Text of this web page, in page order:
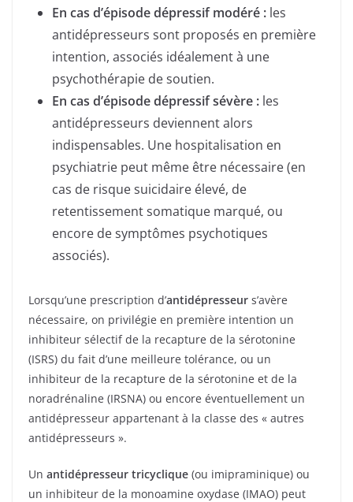
En cas d’épisode dépressif modéré : les
antidépresseurs sont proposés en première
intention, associés idéalement à une
psychothérapie de soutien.
En cas d’épisode dépressif sévère : les
antidépresseurs deviennent alors
indispensables. Une hospitalisation en
psychiatrie peut même être nécessaire (en
cas de risque suicidaire élevé, de
retentissement somatique marqué, ou
encore de symptômes psychotiques
associés).
Lorsqu’une prescription d’antidépresseur s’avère
nécessaire, on privilégie en première intention un
inhibiteur sélectif de la recapture de la sérotonine
(ISRS) du fait d’une meilleure tolérance, ou un
inhibiteur de la recapture de la sérotonine et de la
noradrénaline (IRSNA) ou encore éventuellement un
antidépresseur appartenant à la classe des « autres
antidépresseurs ».
Un antidépresseur tricyclique (ou imipraminique) ou
un inhibiteur de la monoamine oxydase (IMAO) peut